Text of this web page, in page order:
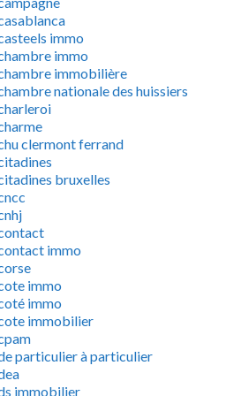
immo
immo
immobilière
nationale des huissiers
clermont ferrand
bruxelles
immo
immo
immo
immobilier
particulier à particulier
immobilier